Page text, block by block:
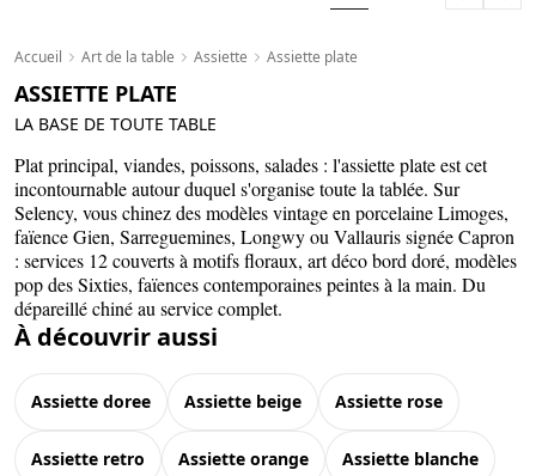
Accueil Art de la table Assiette Assiette plate
ASSIETTE PLATE
LA BASE DE TOUTE TABLE
Plat principal, viandes, poissons, salades : l'assiette plate est cet
incontournable autour duquel s'organise toute la tablée. Sur
Selency, vous chinez des modèles vintage en porcelaine Limoges,
faïence Gien, Sarreguemines, Longwy ou Vallauris signée Capron
: services 12 couverts à motifs floraux, art déco bord doré, modèles
pop des Sixties, faïences contemporaines peintes à la main. Du
dépareillé chiné au service complet.
À découvrir aussi
assiette doree assiette beige assiette rose
assiette retro assiette orange assiette blanche